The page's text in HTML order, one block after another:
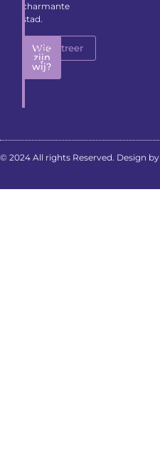
charmante
stad.
Wie
zijn
wij?
Registreer
© 2024 All rights Reserved. Design by